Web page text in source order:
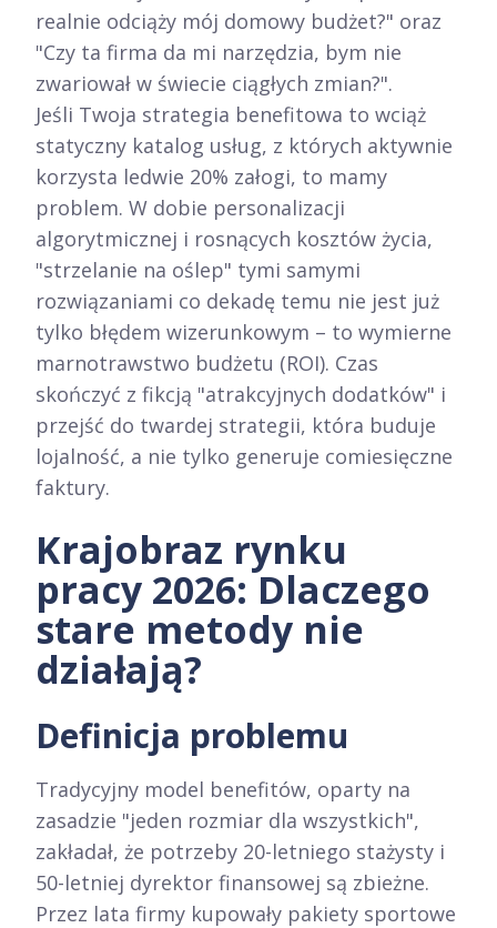
realnie odciąży mój domowy budżet?" oraz
"Czy ta firma da mi narzędzia, bym nie
zwariował w świecie ciągłych zmian?".
Jeśli Twoja strategia benefitowa to wciąż
statyczny katalog usług, z których aktywnie
korzysta ledwie 20% załogi, to mamy
problem. W dobie personalizacji
algorytmicznej i rosnących kosztów życia,
"strzelanie na oślep" tymi samymi
rozwiązaniami co dekadę temu nie jest już
tylko błędem wizerunkowym – to wymierne
marnotrawstwo budżetu (ROI). Czas
skończyć z fikcją "atrakcyjnych dodatków" i
przejść do twardej strategii, która buduje
lojalność, a nie tylko generuje comiesięczne
faktury.
Krajobraz rynku
pracy 2026: Dlaczego
stare metody nie
działają?
Definicja problemu
Tradycyjny model benefitów, oparty na
zasadzie "jeden rozmiar dla wszystkich",
zakładał, że potrzeby 20-letniego stażysty i
50-letniej dyrektor finansowej są zbieżne.
Przez lata firmy kupowały pakiety sportowe